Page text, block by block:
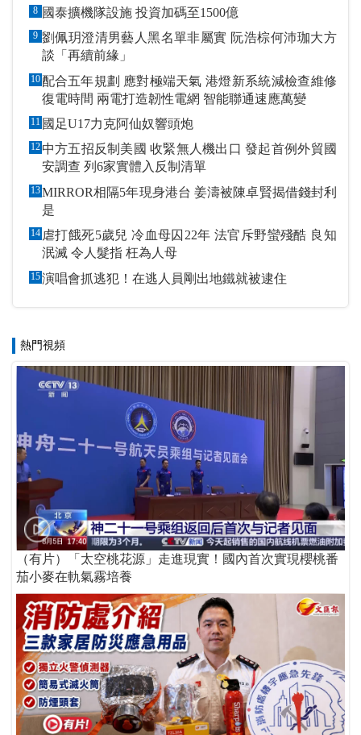
8 國泰擴機隊設施 投資加碼至1500億
9 劉佩玥澄清男藝人黑名單非屬實 阮浩棕何沛珈大方
談「再續前緣」
10 配合五年規劃 應對極端天氣 港燈新系統減檢查維修
復電時間 兩電打造韌性電網 智能聯通速應萬變
11 國足U17力克阿仙奴響頭炮
12 中方五招反制美國 收緊無人機出口 發起首例外貿國
安調查 列6家實體入反制清單
13MIRROR相隔5年現身港台 姜濤被陳卓賢揭借錢封利
是
14 虐打餓死5歲兒 冷血母囚22年 法官斥野蠻殘酷 良知
泯滅 令人髮指 枉為人母
15演唱會抓逃犯！在逃人員剛出地鐵就被逮住
熱門視頻
（有片）「太空桃花源」走進現實！國內首次實現櫻桃番
茄小麥在軌氣霧培養